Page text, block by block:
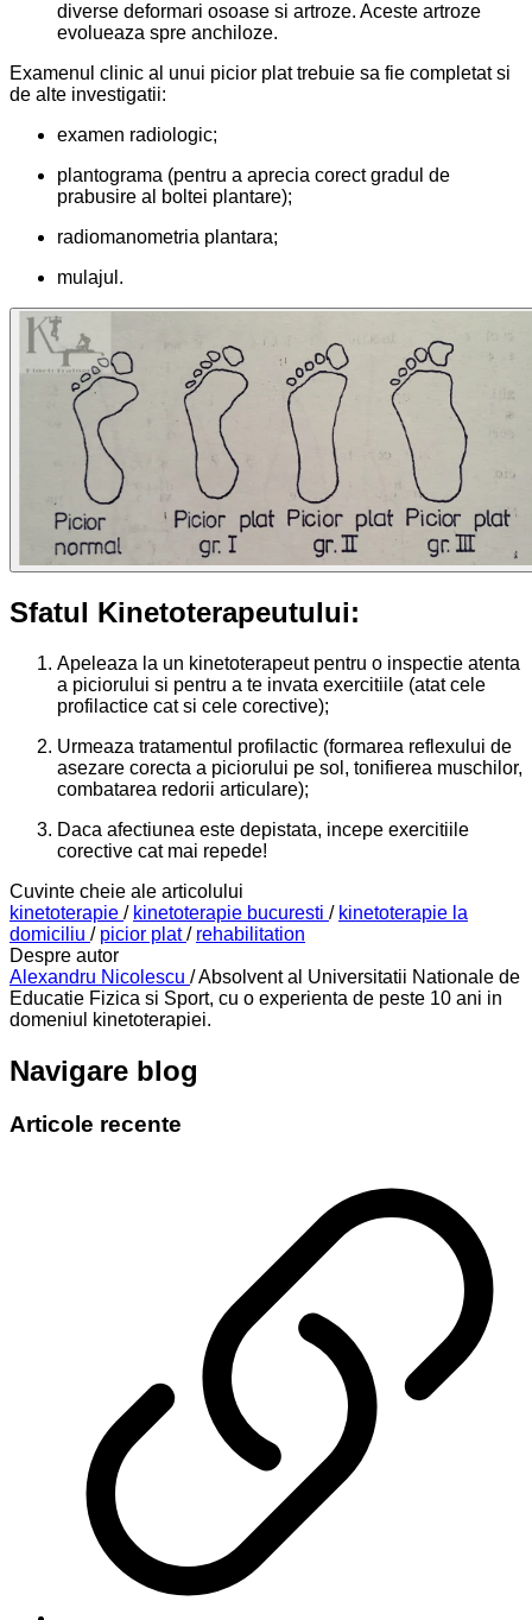
diverse deformari osoase si artroze. Aceste artroze
evolueaza spre anchiloze.
Examenul clinic al unui picior plat trebuie sa fie completat si
de alte investigatii:
examen radiologic;
plantograma (pentru a aprecia corect gradul de
prabusire al boltei plantare);
radiomanometria plantara;
mulajul.
Sfatul Kinetoterapeutului:
Apeleaza la un kinetoterapeut pentru o inspectie atenta
a piciorului si pentru a te invata exercitiile (atat cele
profilactice cat si cele corective);
Urmeaza tratamentul profilactic (formarea reflexului de
asezare corecta a piciorului pe sol, tonifierea muschilor,
combatarea redorii articulare);
Daca afectiunea este depistata, incepe exercitiile
corective cat mai repede!
Cuvinte cheie ale articolului
kinetoterapie / kinetoterapie bucuresti / kinetoterapie la
domiciliu / picior plat/ rehabilitation
Despre autor
Alexandru Nicolescu / Absolvent al Universitatii Nationale de
Educatie Fizica si Sport, cu o experienta de peste 10 ani in
domeniul kinetoterapiei.
Navigare blog
Articole recente